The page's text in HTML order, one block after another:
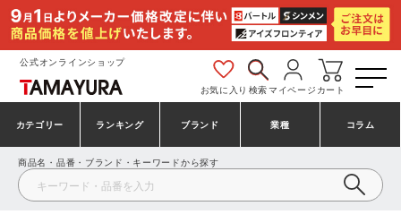
公式オンラインショップ
お気に入り 検索マイページ カート
カテゴリー
安全靴・作業靴
ランキング
安全靴ランキング
ブランド
アシックス
業種
建設・建築作業服
コラム
商品名・品番・ブランド・キーワードから探す